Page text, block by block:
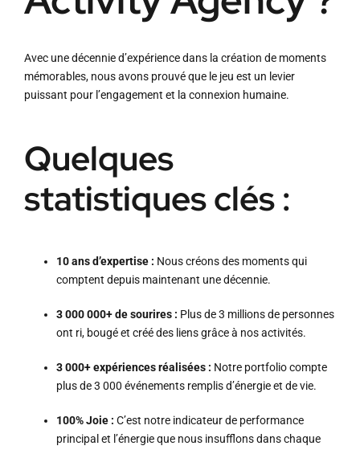
Avec une décennie d’expérience dans la création de moments
mémorables, nous avons prouvé que le jeu est un levier
puissant pour l’engagement et la connexion humaine.
Quelques
statistiques clés :
10 ans d’expertise : Nous créons des moments qui
comptent depuis maintenant une décennie.
3 000 000+ de sourires : Plus de 3 millions de personnes
ont ri, bougé et créé des liens grâce à nos activités.
3 000+ expériences réalisées : Notre portfolio compte
plus de 3 000 événements remplis d’énergie et de vie.
100% Joie : C’est notre indicateur de performance
principal et l’énergie que nous insufflons dans chaque